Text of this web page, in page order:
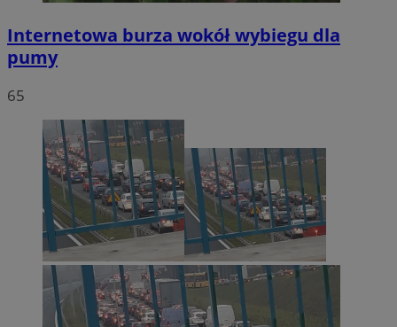
Internetowa burza wokół wybiegu dla
pumy
65